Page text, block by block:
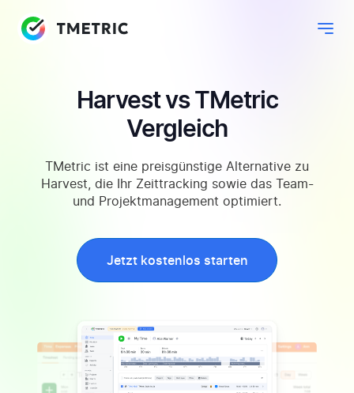
Harvest vs TMetric
Vergleich
TMetric ist eine preisgünstige Alternative zu
Harvest, die Ihr Zeittracking sowie das Team-
und Projektmanagement optimiert.
Jetzt kostenlos starten